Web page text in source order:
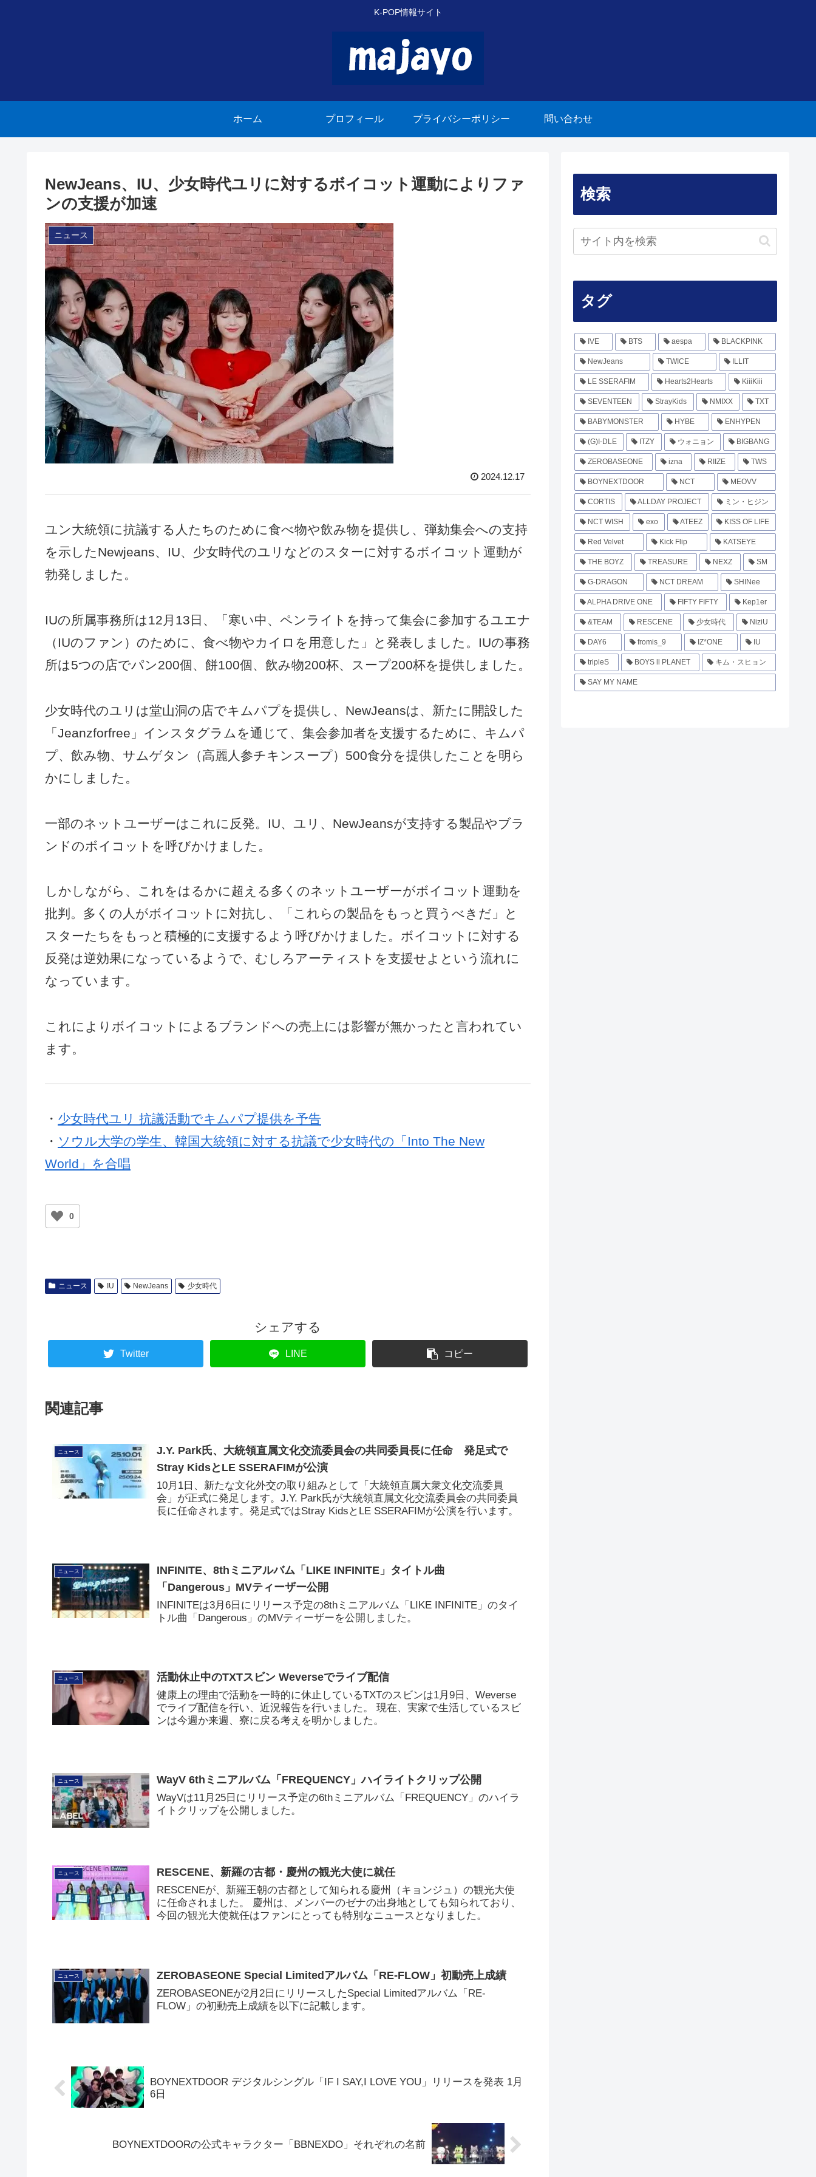
K-POP情報サイト
ホーム プロフィール プライバシーポリシー 問い合わせ
NewJeans、IU、少女時代ユリに対するボイコット運動によりファ
ンの支援が加速
ニュース
2024.12.17
ユン大統領に抗議する人たちのために食べ物や飲み物を提供し、弾劾集会への支持
を示したNewjeans、IU、少女時代のユリなどのスターに対するボイコット運動が
勃発しました。
IUの所属事務所は12月13日、「寒い中、ペンライトを持って集会に参加するユエナ
（IUのファン）のために、食べ物やカイロを用意した」と発表しました。IUの事務
所は5つの店でパン200個、餅100個、飲み物200杯、スープ200杯を提供しました。
少女時代のユリは堂山洞の店でキムパプを提供し、NewJeansは、新たに開設した
「Jeanzforfree」インスタグラムを通じて、集会参加者を支援するために、キムパ
プ、飲み物、サムゲタン（高麗人参チキンスープ）500食分を提供したことを明ら
かにしました。
一部のネットユーザーはこれに反発。IU、ユリ、NewJeansが支持する製品やブラ
ンドのボイコットを呼びかけました。
しかしながら、これをはるかに超える多くのネットユーザーがボイコット運動を
批判。多くの人がボイコットに対抗し、「これらの製品をもっと買うべきだ」と
スターたちをもっと積極的に支援するよう呼びかけました。ボイコットに対する
反発は逆効果になっているようで、むしろアーティストを支援せよという流れに
なっています。
これによりボイコットによるブランドへの売上には影響が無かったと言われてい
ます。
・ 少女時代ユリ 抗議活動でキムパプ提供を予告
・ ソウル大学の学生、韓国大統領に対する抗議で少女時代の「Into The New
World」を合唱
0
ニュース IU NewJeans 少女時代
シェアする
Twitter LINE コピー
関連記事
ニュース
J.Y. Park氏、大統領直属文化交流委員会の共同委員長に任命 発足式で
Stray KidsとLE SSERAFIMが公演
10月1日、新たな文化外交の取り組みとして「大統領直属大衆文化交流委員
会」が正式に発足します。J.Y. Park氏が大統領直属文化交流委員会の共同委員
長に任命されます。発足式ではStray KidsとLE SSERAFIMが公演を行います。
ニュース
INFINITE、8thミニアルバム「LIKE INFINITE」タイトル曲
「Dangerous」MVティーザー公開
INFINITEは3月6日にリリース予定の8thミニアルバム「LIKE INFINITE」のタイ
トル曲「Dangerous」のMVティーザーを公開しました。
ニュース 活動休止中のTXTスビン Weverseでライブ配信
健康上の理由で活動を一時的に休止しているTXTのスビンは1月9日、Weverse
でライブ配信を行い、近況報告を行いました。 現在、実家で生活しているスビ
ンは今週か来週、寮に戻る考えを明かしました。
ニュース WayV 6thミニアルバム「FREQUENCY」ハイライトクリップ公開
WayVは11月25日にリリース予定の6thミニアルバム「FREQUENCY」のハイラ
イトクリップを公開しました。
ニュース RESCENE、新羅の古都・慶州の観光大使に就任
RESCENEが、新羅王朝の古都として知られる慶州（キョンジュ）の観光大使
に任命されました。 慶州は、メンバーのゼナの出身地としても知られており、
今回の観光大使就任はファンにとっても特別なニュースとなりました。
ニュース ZEROBASEONE Special Limitedアルバム「RE-FLOW」初動売上成績
ZEROBASEONEが2月2日にリリースしたSpecial Limitedアルバム「RE-
FLOW」の初動売上成績を以下に記載します。
BOYNEXTDOOR デジタルシングル「IF I SAY,I LOVE YOU」リリースを発表 1月
6日
BOYNEXTDOORの公式キャラクター「BBNEXDO」それぞれの名前
検索
タグ
IVE BTS aespa BLACKPINK
NewJeans TWICE ILLIT
LE SSERAFIM Hearts2Hearts KiiiKiii
SEVENTEEN StrayKids NMIXX TXT
BABYMONSTER HYBE ENHYPEN
(G)I-DLE ITZY ウォニョン BIGBANG
ZEROBASEONE izna RIIZE TWS
BOYNEXTDOOR NCT MEOVV
CORTIS ALLDAY PROJECT ミン・ヒジン
NCT WISH exo ATEEZ KISS OF LIFE
Red Velvet Kick Flip KATSEYE
THE BOYZ TREASURE NEXZ SM
G-DRAGON NCT DREAM SHINee
ALPHA DRIVE ONE FIFTY FIFTY Kep1er
&TEAM RESCENE 少女時代 NiziU
DAY6 fromis_9 IZ*ONE IU
tripleS BOYS ll PLANET キム・スヒョン
SAY MY NAME